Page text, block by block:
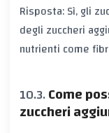
Risposta: Sì, gli
degli zuccheri
nutrienti come
Come
zuccheri